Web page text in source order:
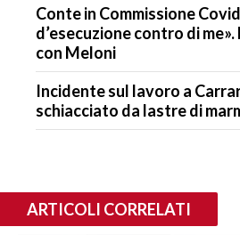
Conte in Commissione
d’esecuzione contro di
con Meloni
Incidente sul lavoro a
schiacciato da lastre di
ARTICOLI CORRELATI